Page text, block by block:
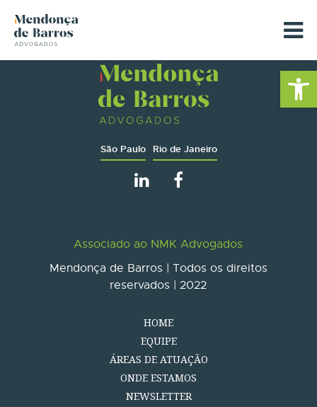
Barra de
São Paulo Rio de Janeiro
Associado ao NMK Advogados
Mendonça de Barros | Todos os direitos
reservados | 2022
HOME
EQUIPE
ÁREAS DE ATUAÇÃO
ONDE ESTAMOS
NEWSLETTER